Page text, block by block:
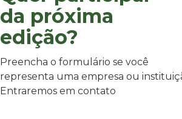
da próxima
edição?
Preencha o formulário se você
representa uma empresa ou
Entraremos em contato